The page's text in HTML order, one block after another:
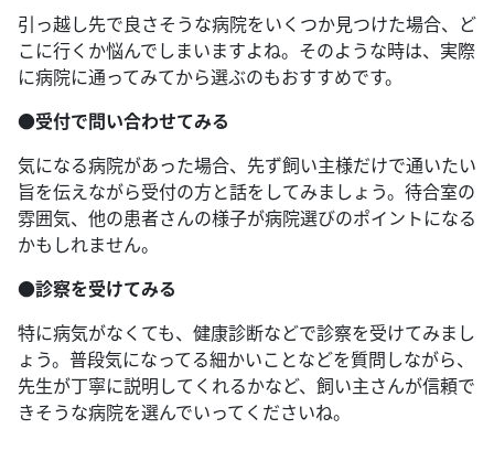
引っ越し先で良さそうな病院をいくつか見つけた場合、ど
こに行くか悩んでしまいますよね。そのような時は、実際
に病院に通ってみてから選ぶのもおすすめです。
●受付で問い合わせてみる
気になる病院があった場合、先ず飼い主様だけで通いたい
旨を伝えながら受付の方と話をしてみましょう。待合室の
雰囲気、他の患者さんの様子が病院選びのポイントになる
かもしれません。
●診察を受けてみる
特に病気がなくても、健康診断などで診察を受けてみまし
ょう。普段気になってる細かいことなどを質問しながら、
先生が丁寧に説明してくれるかなど、飼い主さんが信頼で
きそうな病院を選んでいってくださいね。